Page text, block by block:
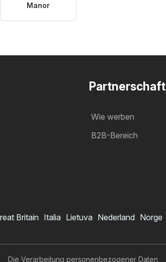
Manor
Partnerschaft
Wie werben
B2B-Bereich
Britain Italia Lietuva Nederland Norge
Die Verarbeitung personenbezogener Daten